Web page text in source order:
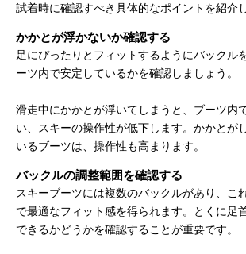
試着時に確認すべき具体的なポイントを紹介
かかとが浮かないか確認する
足にぴったりとフィットするようにバックル
ーツ内で安定しているかを確認しましょう。
滑走中にかかとが浮いてしまうと、ブーツ内
い、スキーの操作性が低下します。かかとが
いるブーツは、操作性も高まります。
バックルの調整範囲を確認する
スキーブーツには複数のバックルがあり、こ
で最適なフィット感を得られます。とくに足
できるかどうかを確認することが重要です。